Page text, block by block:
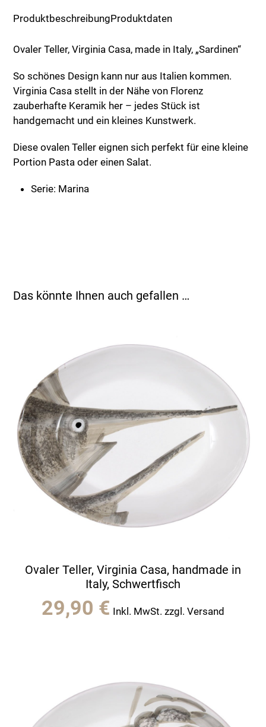
Menge
ProduktbeschreibungProduktdaten
Ovaler Teller, Virginia Casa, made in Italy, „Sardinen“
So schönes Design kann nur aus Italien kommen.
Virginia Casa stellt in der Nähe von Florenz
zauberhafte Keramik her – jedes Stück ist
handgemacht und ein kleines Kunstwerk.
Diese ovalen Teller eignen sich perfekt für eine kleine
Portion Pasta oder einen Salat.
Serie: Marina
Das könnte Ihnen auch gefallen …
Ovaler Teller, Virginia Casa, handmade in
Italy, Schwertfisch
29,90 € Inkl. MwSt. zzgl. Versand